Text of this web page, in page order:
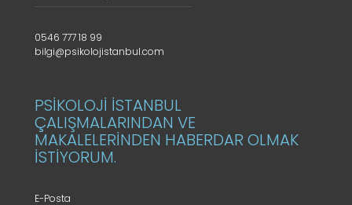
0546 777 18 99
bilgi@psikolojistanbul.com
PSİKOLOJİ İSTANBUL
ÇALIŞMALARINDAN VE
MAKALELERİNDEN HABERDAR OLMAK
İSTİYORUM.
E-Posta